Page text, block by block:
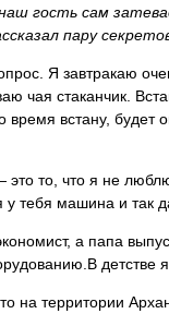
гость сам
пару
Я завтракаю
чая стаканчик.
встану, будет
это то, что я не
тебя машина и так
а папа
детстве
то на территории